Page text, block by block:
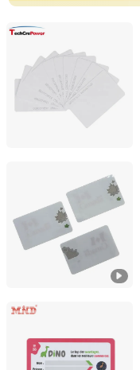
Techcrepower
Guangdong, China
Fujian Jianxinsheng
Fujian, China
Chengdu MIND IOT
Sichuan, China